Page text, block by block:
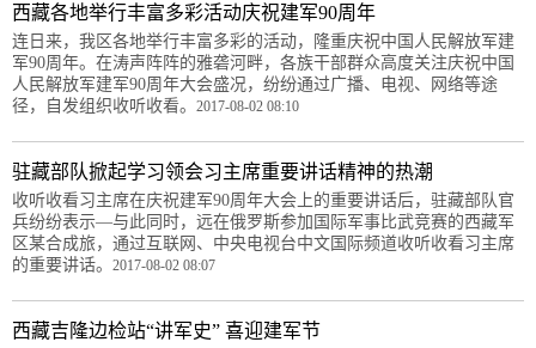
西藏各地举行丰富多彩活动庆祝建军90周年
连日来，我区各地举行丰富多彩的活动，隆重庆祝中国人民解放军建
军90周年。在涛声阵阵的雅砻河畔，各族干部群众高度关注庆祝中国
人民解放军建军90周年大会盛况，纷纷通过广播、电视、网络等途
径，自发组织收听收看。 2017-08-02 08:10
驻藏部队掀起学习领会习主席重要讲话精神的热潮
收听收看习主席在庆祝建军90周年大会上的重要讲话后，驻藏部队官
兵纷纷表示—与此同时，远在俄罗斯参加国际军事比武竞赛的西藏军
区某合成旅，通过互联网、中央电视台中文国际频道收听收看习主席
的重要讲话。 2017-08-02 08:07
西藏吉隆边检站“讲军史” 喜迎建军节